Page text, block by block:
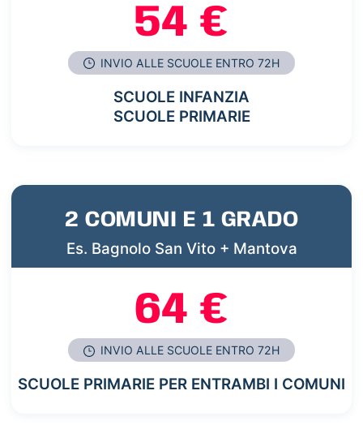
54 €
INVIO ALLE SCUOLE ENTRO 72H
SCUOLE INFANZIA
SCUOLE PRIMARIE
2 COMUNI E 1 GRADO
Es. Bagnolo San Vito + Mantova
64 €
INVIO ALLE SCUOLE ENTRO 72H
SCUOLE PRIMARIE PER ENTRAMBI I COMUNI